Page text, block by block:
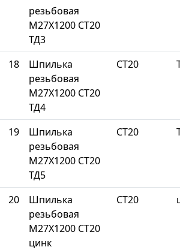
резьбовая
М27Х1200 СТ20
ТД3
18
Шпилька
резьбовая
М27Х1200 СТ20
ТД4
СТ20
19
Шпилька
резьбовая
М27Х1200 СТ20
ТД5
СТ20
20
Шпилька
резьбовая
М27Х1200 СТ20
цинк
СТ20